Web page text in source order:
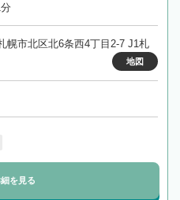
幌市北区北6条西4丁目2-7 J1札
地図
を見る